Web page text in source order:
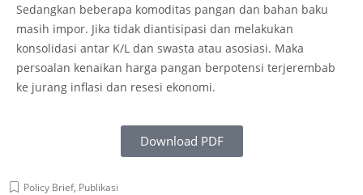
Sedangkan beberapa komoditas pangan dan bahan baku
masih impor. Jika tidak diantisipasi dan melakukan
konsolidasi antar K/L dan swasta atau asosiasi. Maka
persoalan kenaikan harga pangan berpotensi terjerembab
ke jurang inflasi dan resesi ekonomi.
Download PDF
Policy Brief, Publikasi